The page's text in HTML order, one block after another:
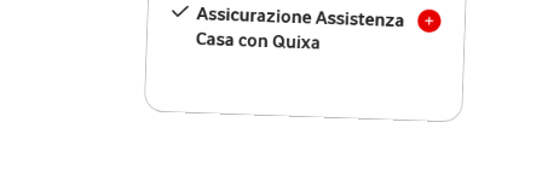
Assicurazione Assistenza
Casa con Quixa